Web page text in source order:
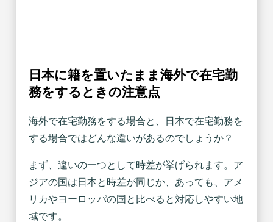
日本に籍を置いたまま海外で在宅勤
務をするときの注意点
海外で在宅勤務をする場合と、日本で在宅勤務を
する場合ではどんな違いがあるのでしょうか？
まず、違いの一つとして時差が挙げられます。ア
ジアの国は日本と時差が同じか、あっても、アメ
リカやヨーロッパの国と比べると対応しやすい地
域です。